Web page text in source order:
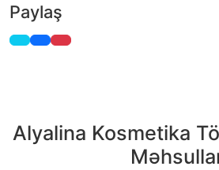
Paylaş
Alyalina Kosmetika